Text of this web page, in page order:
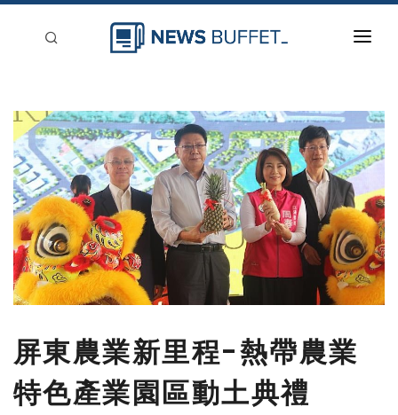
新聞稿分類
登入
刊登
屏東農業新里程-熱帶農業
特色產業園區動土典禮